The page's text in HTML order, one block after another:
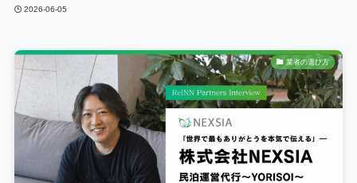
2026-06-05
業者の選び方